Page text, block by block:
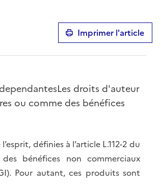
Imprimer l'article
droits d'auteur
ou comme des bénéfices
définies à l’article L.112-2 du
bénéfices non commerciaux
Pour autant, ces produits sont